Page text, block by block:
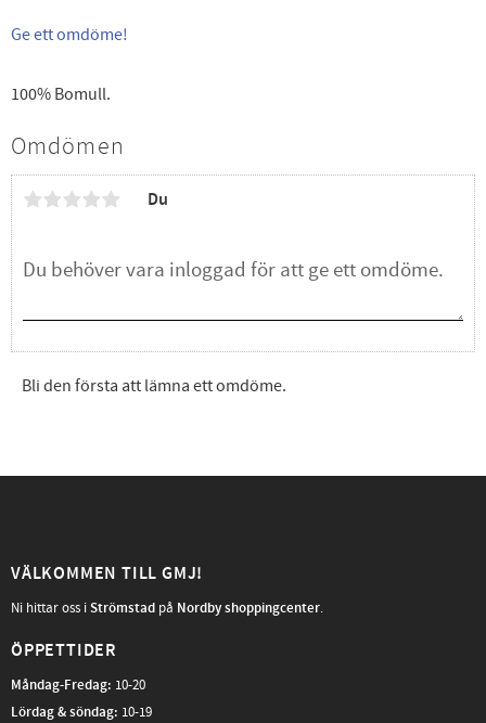
Ge ett omdöme!
100% Bomull.
Omdömen
Du
Bli den första att lämna ett omdöme.
VÄLKOMMEN TILL GMJ!
Ni hittar oss iStrömstad på Nordby shoppingcenter.
ÖPPETTIDER
Måndag-Fredag: 10-20
Lördag & söndag: 10-19